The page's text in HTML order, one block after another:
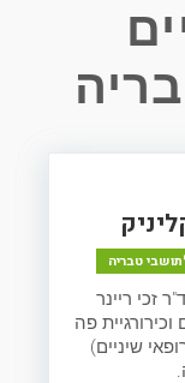
טבריה
זכי ריינר
פה
לרופאי שיניים)